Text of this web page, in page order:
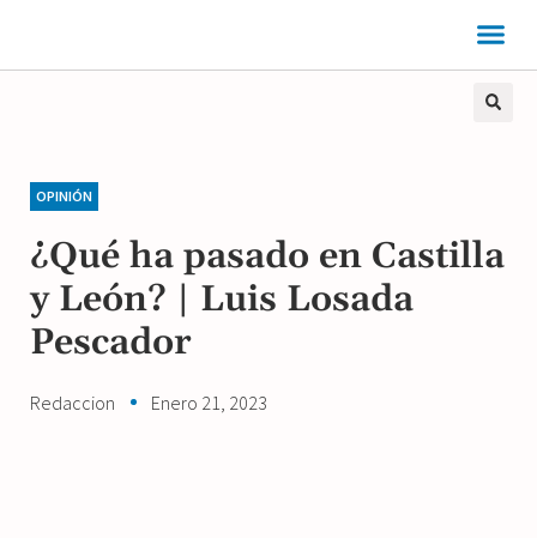
OPINIÓN
¿Qué ha pasado en Castilla
y León? | Luis Losada
Pescador
Redaccion Enero 21, 2023